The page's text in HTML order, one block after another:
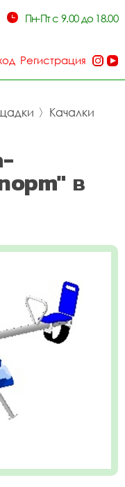
Пн-Пт с 9.00 до 18.00
Регистрация
〉 Качалки
в